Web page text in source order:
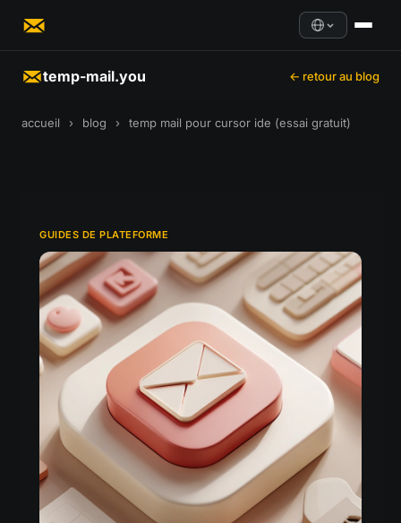
temp-mail.you ← retour au blog
accueil › blog › temp mail pour cursor ide (essai gratuit)
GUIDES DE PLATEFORME